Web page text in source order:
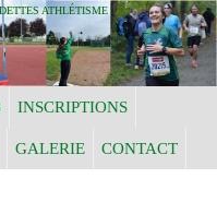
ATHLÉTISME
INSCRIPTIONS
GALERIE CONTACT